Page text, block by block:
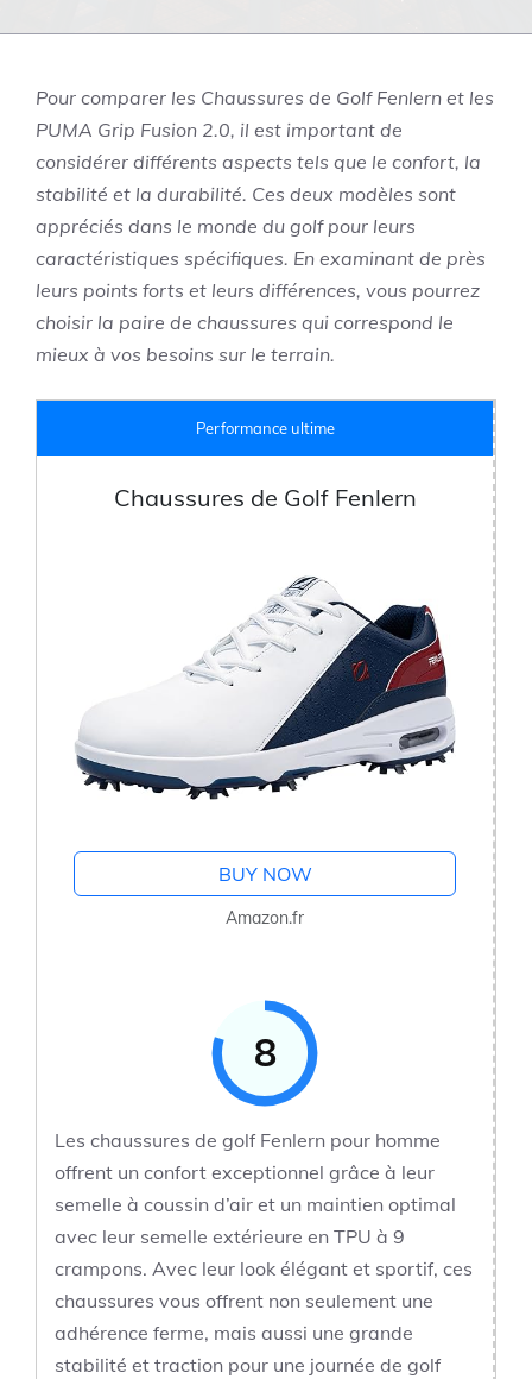
Pour comparer les Chaussures de Golf Fenlern et les
PUMA Grip Fusion 2.0, il est important de
considérer différents aspects tels que le confort, la
stabilité et la durabilité. Ces deux modèles sont
appréciés dans le monde du golf pour leurs
caractéristiques spécifiques. En examinant de près
leurs points forts et leurs différences, vous pourrez
choisir la paire de chaussures qui correspond le
mieux à vos besoins sur le terrain.
Performance ultime
Chaussures de Golf Fenlern
BUY NOW
Amazon.fr
8
Les chaussures de golf Fenlern pour homme
offrent un confort exceptionnel grâce à leur
semelle à coussin d’air et un maintien optimal
avec leur semelle extérieure en TPU à 9
crampons. Avec leur look élégant et sportif, ces
chaussures vous offrent non seulement une
adhérence ferme, mais aussi une grande
stabilité et traction pour une journée de golf